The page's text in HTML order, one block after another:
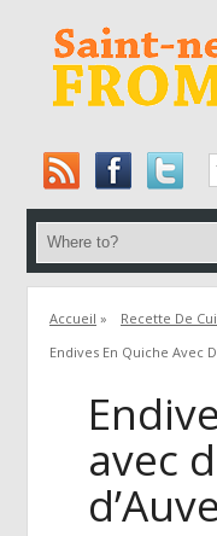
Accueil » Recette De
Endives En Quiche Avec
avec